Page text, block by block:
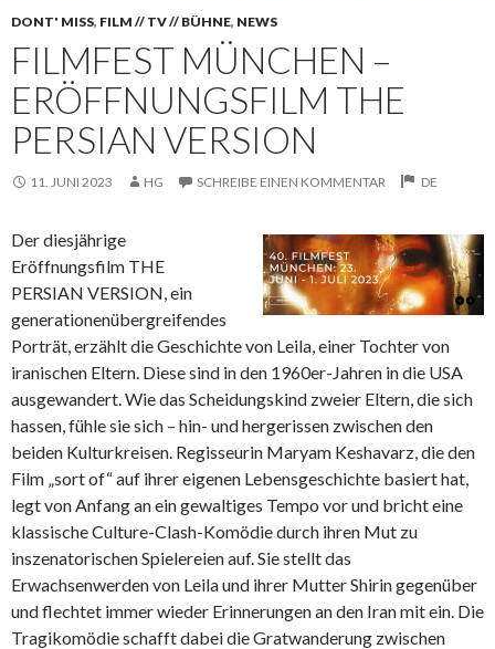
DONT' MISS, FILM // TV // BÜHNE, NEWS
FILMFEST MÜNCHEN –
ERÖFFNUNGSFILM THE
PERSIAN VERSION
11. JUNI 2023 HG SCHREIBE EINEN KOMMENTAR DE
Der diesjährige
Eröffnungsfilm THE
PERSIAN VERSION, ein
generationenübergreifendes
Porträt, erzählt die Geschichte von Leila, einer Tochter von
iranischen Eltern. Diese sind in den 1960er-Jahren in die USA
ausgewandert. Wie das Scheidungskind zweier Eltern, die sich
hassen, fühle sie sich – hin- und hergerissen zwischen den
beiden Kulturkreisen. Regisseurin Maryam Keshavarz, die den
Film „sort of“ auf ihrer eigenen Lebensgeschichte basiert hat,
legt von Anfang an ein gewaltiges Tempo vor und bricht eine
klassische Culture-Clash-Komödie durch ihren Mut zu
inszenatorischen Spielereien auf. Sie stellt das
Erwachsenwerden von Leila und ihrer Mutter Shirin gegenüber
und flechtet immer wieder Erinnerungen an den Iran mit ein. Die
Tragikomödie schafft dabei die Gratwanderung zwischen